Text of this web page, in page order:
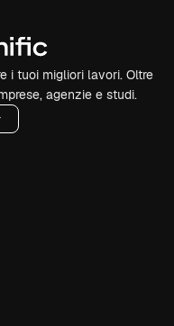
i tuoi migliori lavori. Oltre
agenzie e studi.